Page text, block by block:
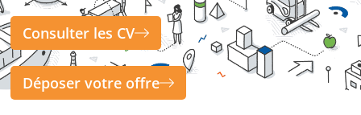
Consulter les CV
Déposer votre offre